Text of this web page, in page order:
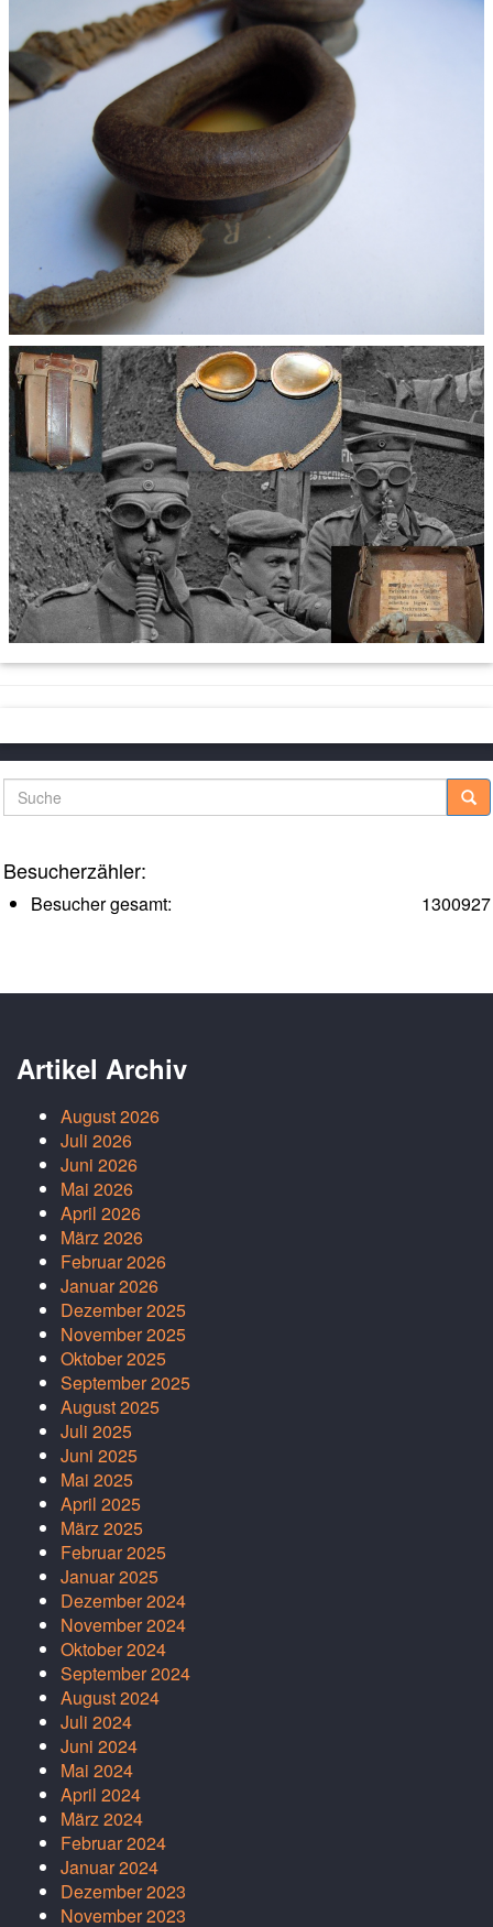
Suche
Besucherzähler:
1300927
Besucher gesamt:
Artikel Archiv
August 2026
Juli 2026
Juni 2026
Mai 2026
April 2026
März 2026
Februar 2026
Januar 2026
Dezember 2025
November 2025
Oktober 2025
September 2025
August 2025
Juli 2025
Juni 2025
Mai 2025
April 2025
März 2025
Februar 2025
Januar 2025
Dezember 2024
November 2024
Oktober 2024
September 2024
August 2024
Juli 2024
Juni 2024
Mai 2024
April 2024
März 2024
Februar 2024
Januar 2024
Dezember 2023
November 2023